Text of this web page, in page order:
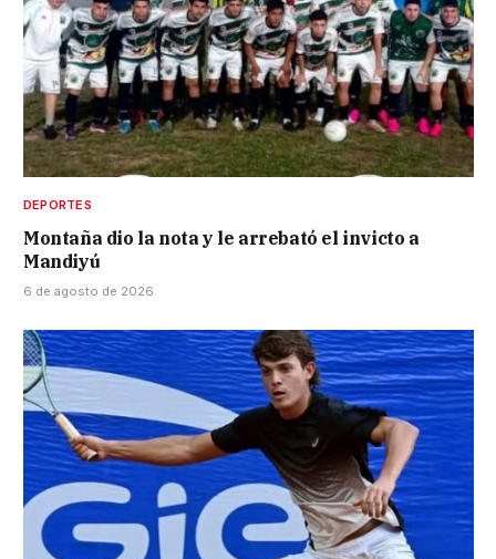
DEPORTES
Montaña dio la nota y le arrebató el invicto a
Mandiyú
6 de agosto de 2026